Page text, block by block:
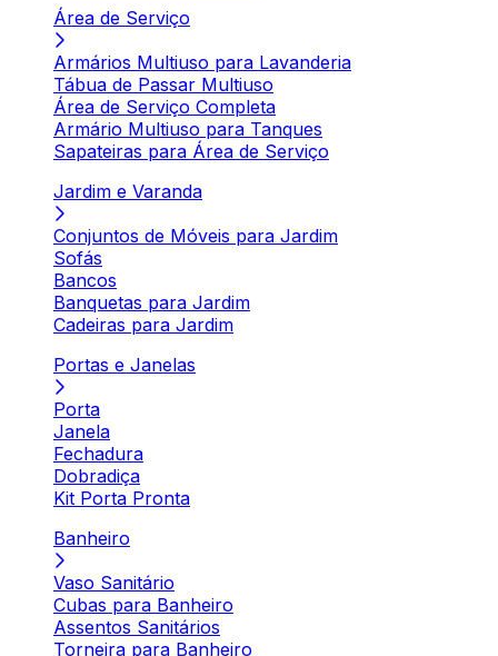
Área de Serviço
Armários Multiuso para Lavanderia
Tábua de Passar Multiuso
Área de Serviço Completa
Armário Multiuso para Tanques
Sapateiras para Área de Serviço
Jardim e Varanda
Conjuntos de Móveis para Jardim
Sofás
Bancos
Banquetas para Jardim
Cadeiras para Jardim
Portas e Janelas
Porta
Janela
Fechadura
Dobradiça
Kit Porta Pronta
Banheiro
Vaso Sanitário
Cubas para Banheiro
Assentos Sanitários
Torneira para Banheiro